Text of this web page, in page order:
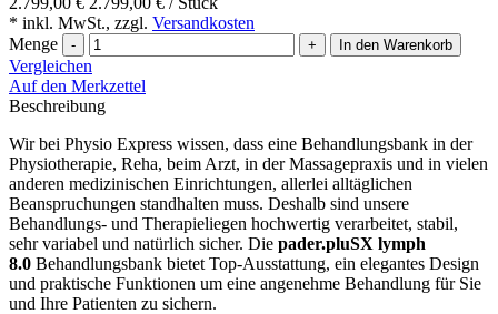
* inkl. MwSt., zzgl. Versandkosten
Menge
- + In den Warenkorb
Vergleichen
Auf den Merkzettel
Beschreibung
Wir bei Physio Express wissen, dass eine Behandlungsbank in der
Physiotherapie, Reha, beim Arzt, in der Massagepraxis und in vielen
anderen medizinischen Einrichtungen, allerlei alltäglichen
Beanspruchungen standhalten muss. Deshalb sind unsere
Behandlungs- und Therapieliegen hochwertig verarbeitet, stabil,
sehr variabel und natürlich sicher. Die pader.pluSX lymph
8.0 Behandlungsbank bietet Top-Ausstattung, ein elegantes Design
und praktische Funktionen um eine angenehme Behandlung für Sie
und Ihre Patienten zu sichern.